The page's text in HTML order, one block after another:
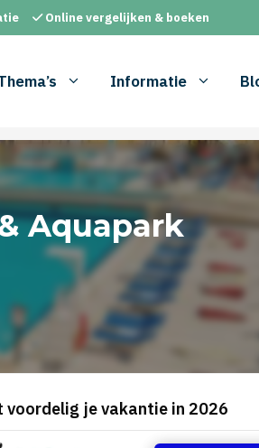
Online vergelijken & boeken
Informatie
Aquapark
voordelig je vakantie in 2026